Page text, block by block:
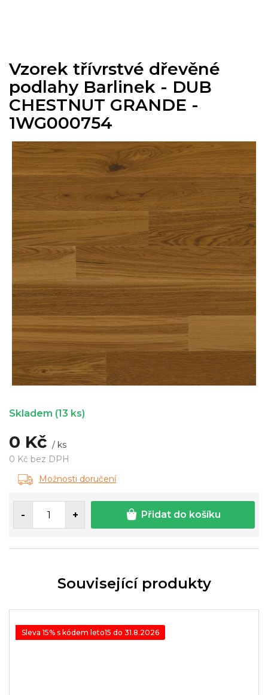
Vzorek třívrstvé dřevěné
podlahy Barlinek - DUB
CHESTNUT GRANDE -
1WG000754
0 Kč / ks
0 Kč bez DPH
Měrná
cena:
Skladem (13 ks)
Možnosti doručení
Přidat do košíku
Související produkty
Sleva 15% s kódem leto15 do 31.8.2026